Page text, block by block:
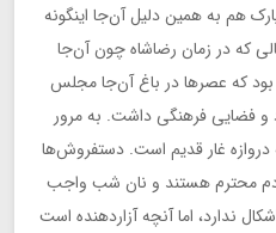
هم به همین دلیل آن‌جا اینگونه
که در زمان رضاشاه چون آن‌جا
که عصرها در باغ آن‌جا مجلس
فضایی فرهنگی داشت. به مرور
دروازه غار قدیم است. دستفروش‌ها
محترم هستند و نان شب واجب
ندارد، اما آنچه آزاردهنده است